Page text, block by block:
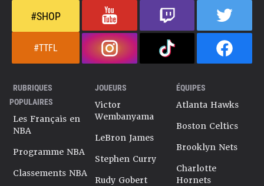
#SHOP
#TTFL
RUBRIQUES
POPULAIRES
Les Français en
NBA
Programme NBA
Classements NBA
JOUEURS
Victor
Wembanyama
LeBron James
Stephen Curry
Rudy Gobert
ÉQUIPES
Atlanta Hawks
Boston Celtics
Brooklyn Nets
Charlotte
Hornets